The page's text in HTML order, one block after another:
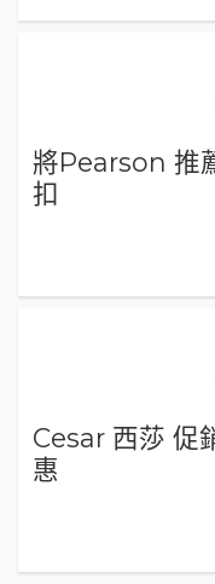
將Pearson 推
扣
Cesar 西莎 促
惠